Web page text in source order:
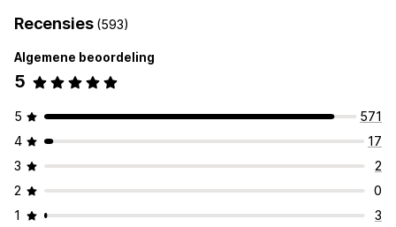
Recensies (593)
Algemene beoordeling
5
5
571
4
17
3
2
2
0
1
3